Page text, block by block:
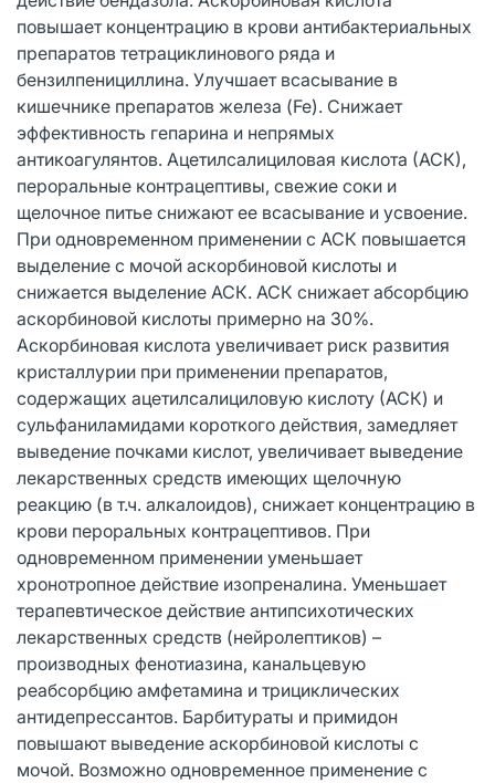
повышает концентрацию в крови антибактериальных
препаратов тетрациклинового ряда и
бензилпенициллина. Улучшает всасывание в
кишечнике препаратов железа (Fe). Снижает
эффективность гепарина и непрямых
антикоагулянтов. Ацетилсалициловая кислота (АСК),
пероральные контрацептивы, свежие соки и
щелочное питье снижают ее всасывание и усвоение.
При одновременном применении с АСК повышается
выделение с мочой аскорбиновой кислоты и
снижается выделение АСК. АСК снижает абсорбцию
аскорбиновой кислоты примерно на 30%.
Аскорбиновая кислота увеличивает риск развития
кристаллурии при применении препаратов,
содержащих ацетилсалициловую кислоту (АСК) и
сульфаниламидами короткого действия, замедляет
выведение почками кислот, увеличивает выведение
лекарственных средств имеющих щелочную
реакцию (в т.ч. алкалоидов), снижает концентрацию в
крови пероральных контрацептивов. При
одновременном применении уменьшает
хронотропное действие изопреналина. Уменьшает
терапевтическое действие антипсихотических
лекарственных средств (нейролептиков) –
производных фенотиазина, канальцевую
реабсорбцию амфетамина и трициклических
антидепрессантов. Барбитураты и примидон
повышают выведение аскорбиновой кислоты с
мочой. Возможно одновременное применение с